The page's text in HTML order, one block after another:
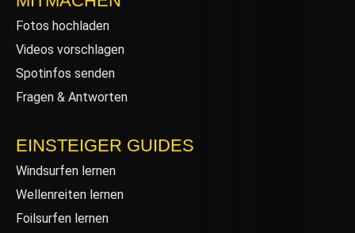
Fotos hochladen
Videos vorschlagen
Spotinfos senden
Fragen & Antworten
EINSTEIGER GUIDES
Windsurfen lernen
Wellenreiten lernen
Foilsurfen lernen